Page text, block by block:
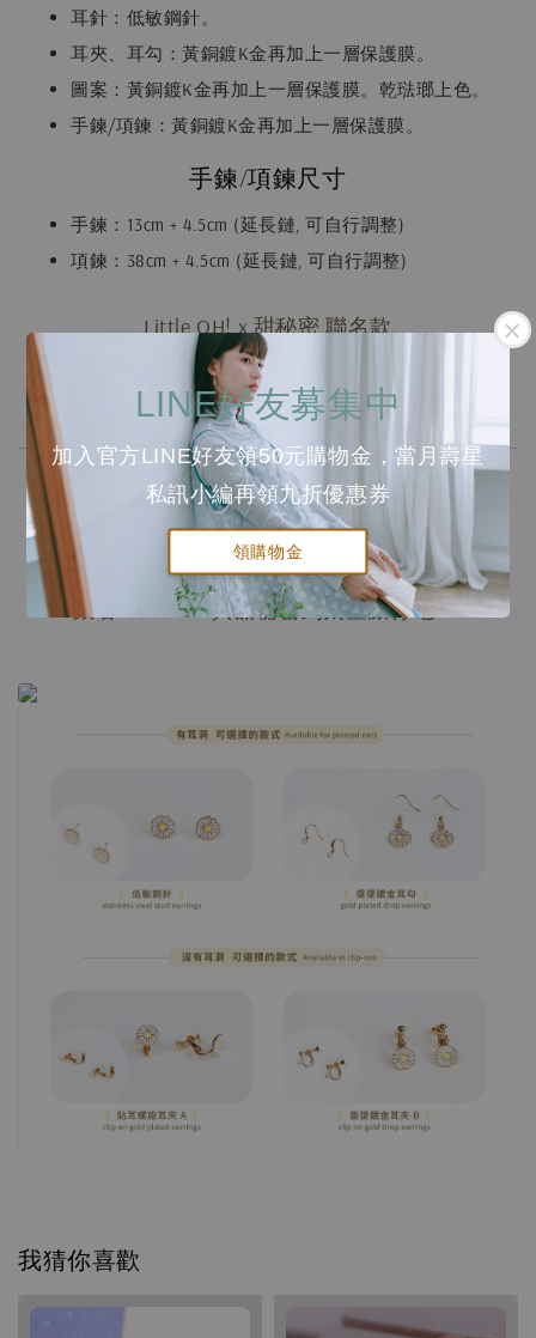
LINE好友募集中
加入官方LINE好友領50元購物金，當月壽星
私訊小編再領九折優惠券
領購物金
Little OH! x 甜秘密 聯名款
台灣插畫 X 金工耳環
宇宙總是充滿了神秘與奧妙，
而你就是我的小宇宙，像流星一樣美麗。
跟著Little OH! 與甜秘密到太空旅行吧！.
耳針：低敏鋼針。
耳夾、耳勾：黃銅鍍K金再加上一層保護膜。
圖案：黃銅鍍K金再加上一層保護膜。乾琺瑯上色。
手鍊/項鍊：黃銅鍍K金再加上一層保護膜。
手鍊/項鍊尺寸
手鍊：13cm + 4.5cm (延長鏈, 可自行調整)
項鍊：38cm + 4.5cm (延長鏈, 可自行調整)
我猜你喜歡